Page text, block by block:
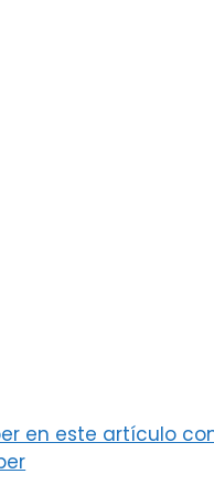
en este artículo